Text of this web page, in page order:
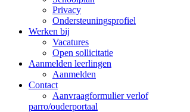
Privacy
Ondersteuningsprofiel
Werken bij
Vacatures
Open sollicitatie
Aanmelden leerlingen
Aanmelden
Contact
Aanvraagformulier verlof
parro/ouderportaal